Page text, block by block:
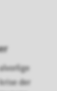
krise der